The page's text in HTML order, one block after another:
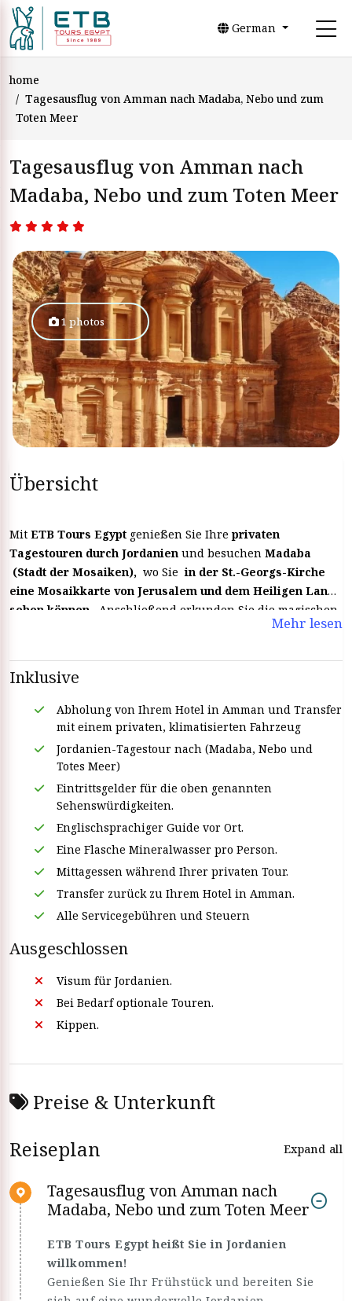
German
home
Tagesausflug von Amman nach Madaba, Nebo und zum
Toten Meer
Tagesausflug von Amman nach
Madaba, Nebo und zum Toten Meer
1 photos
Übersicht
Mit ETB Tours Egypt genießen Sie Ihre privaten
Tagestouren durch Jordanien und besuchen Madaba
(Stadt der Mosaiken), wo Siein der St.-Georgs-Kirche
eine Mosaikkarte von Jerusalem und dem Heiligen Land
sehen können.
Anschließend erkunden Sie die magischen
, genießen das Schwimmen,
Mehr lesen
Inklusive
Abholung von Ihrem Hotel in Amman und Transfer
mit einem privaten, klimatisierten Fahrzeug
Jordanien-Tagestour nach (Madaba, Nebo und
Totes Meer)
Eintrittsgelder für die oben genannten
Sehenswürdigkeiten.
Englischsprachiger Guide vor Ort.
Eine Flasche Mineralwasser pro Person.
Mittagessen während Ihrer privaten Tour.
Transfer zurück zu Ihrem Hotel in Amman.
Alle Servicegebühren und Steuern
Ausgeschlossen
Visum für Jordanien.
Bei Bedarf optionale Touren.
Kippen.
Preise & Unterkunft
Reiseplan
Expand all
Tagesausflug von Amman nach
Madaba, Nebo und zum Toten Meer
ETB Tours Egypt heißt Sie in Jordanien
willkommen!
Genießen Sie Ihr Frühstück und bereiten Sie